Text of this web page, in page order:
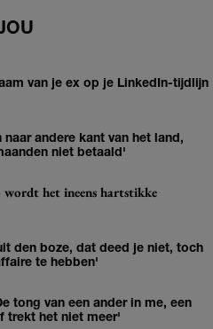
van je ex op je LinkedIn-tijdlijn
andere kant van het land,
niet betaald'
wordt het ineens hartstikke
den boze, dat deed je niet, toch
te hebben'
tong van een ander in me, een
trekt het niet meer'